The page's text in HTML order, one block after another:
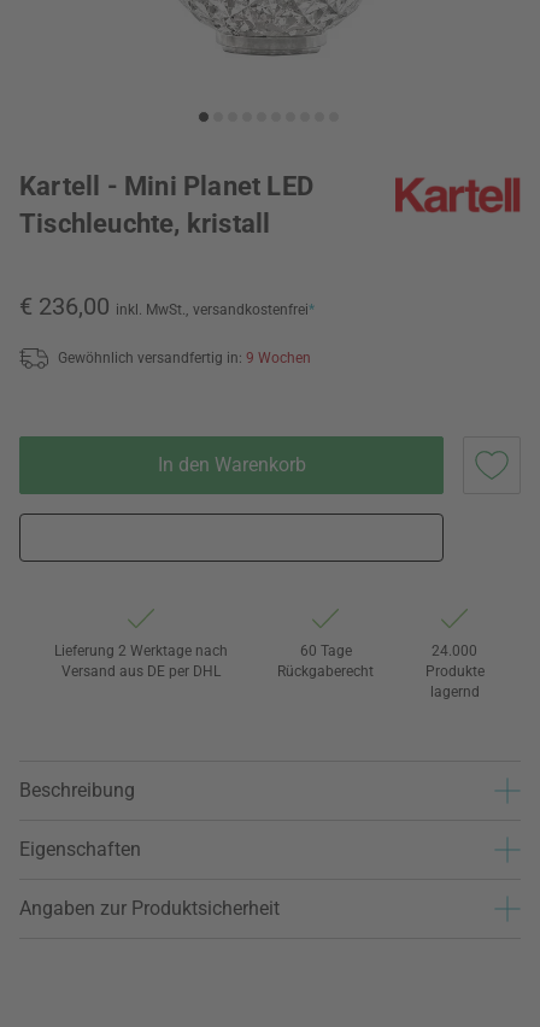
Kartell - Mini Planet LED
Tischleuchte, kristall
€ 236,00 inkl. MwSt., versandkostenfrei*
Gewöhnlich versandfertig in: 9 Wochen
In den Warenkorb
Lieferung 2 Werktage nach
Versand aus DE per DHL
60 Tage
Rückgaberecht
24.000
Produkte
lagernd
Beschreibung
Eigenschaften
Angaben zur Produktsicherheit